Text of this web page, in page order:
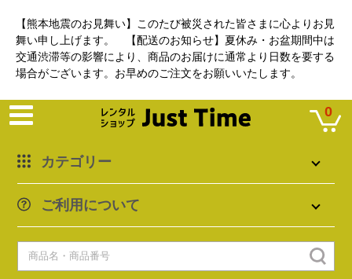
【熊本地震のお見舞い】このたび被災された皆さまに心よりお見
舞い申し上げます。 【配送のお知らせ】夏休み・お盆期間中は
交通渋滞等の影響により、商品のお届けに通常より日数を要する
場合がございます。お早めのご注文をお願いいたします。
カテゴリー
ご利用について
0